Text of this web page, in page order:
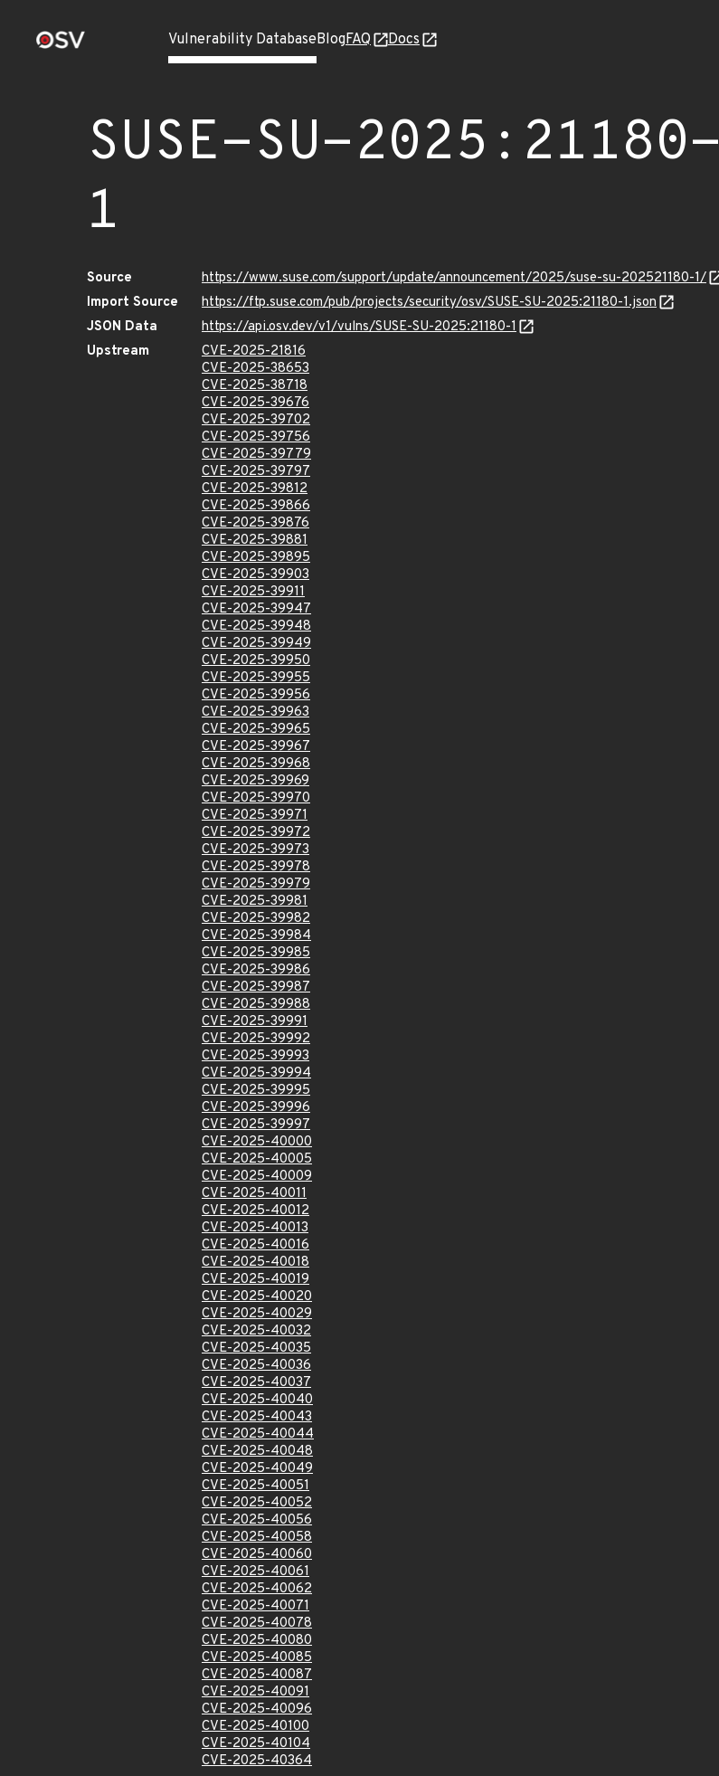
Vulnerability DatabaseBlogFAQ Docs
SUSE-SU-2025:21180-
1
Source
https://www.suse.com/support/update/announcement/2025/suse-su-202521180-1/
Import Source
https://ftp.suse.com/pub/projects/security/osv/SUSE-SU-2025:21180-1.json
JSON Data
https://api.osv.dev/v1/vulns/SUSE-SU-2025:21180-1
Upstream
CVE-2025-21816
CVE-2025-38653
CVE-2025-38718
CVE-2025-39676
CVE-2025-39702
CVE-2025-39756
CVE-2025-39779
CVE-2025-39797
CVE-2025-39812
CVE-2025-39866
CVE-2025-39876
CVE-2025-39881
CVE-2025-39895
CVE-2025-39903
CVE-2025-39911
CVE-2025-39947
CVE-2025-39948
CVE-2025-39949
CVE-2025-39950
CVE-2025-39955
CVE-2025-39956
CVE-2025-39963
CVE-2025-39965
CVE-2025-39967
CVE-2025-39968
CVE-2025-39969
CVE-2025-39970
CVE-2025-39971
CVE-2025-39972
CVE-2025-39973
CVE-2025-39978
CVE-2025-39979
CVE-2025-39981
CVE-2025-39982
CVE-2025-39984
CVE-2025-39985
CVE-2025-39986
CVE-2025-39987
CVE-2025-39988
CVE-2025-39991
CVE-2025-39992
CVE-2025-39993
CVE-2025-39994
CVE-2025-39995
CVE-2025-39996
CVE-2025-39997
CVE-2025-40000
CVE-2025-40005
CVE-2025-40009
CVE-2025-40011
CVE-2025-40012
CVE-2025-40013
CVE-2025-40016
CVE-2025-40018
CVE-2025-40019
CVE-2025-40020
CVE-2025-40029
CVE-2025-40032
CVE-2025-40035
CVE-2025-40036
CVE-2025-40037
CVE-2025-40040
CVE-2025-40043
CVE-2025-40044
CVE-2025-40048
CVE-2025-40049
CVE-2025-40051
CVE-2025-40052
CVE-2025-40056
CVE-2025-40058
CVE-2025-40060
CVE-2025-40061
CVE-2025-40062
CVE-2025-40071
CVE-2025-40078
CVE-2025-40080
CVE-2025-40085
CVE-2025-40087
CVE-2025-40091
CVE-2025-40096
CVE-2025-40100
CVE-2025-40104
CVE-2025-40364